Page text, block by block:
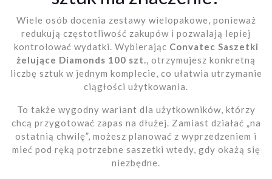
Wiele osób docenia zestawy wielopakowe, ponieważ
redukują częstotliwość zakupów i pozwalają lepiej
kontrolować wydatki. Wybierając Convatec Saszetki
żelujące Diamonds 100 szt., otrzymujesz konkretną
liczbę sztuk w jednym komplecie, co ułatwia utrzymanie
ciągłości użytkowania.
To także wygodny wariant dla użytkowników, którzy
chcą przygotować zapas na dłużej. Zamiast działać „na
ostatnią chwilę”, możesz planować z wyprzedzeniem i
mieć pod ręką potrzebne saszetki wtedy, gdy okażą się
niezbędne.